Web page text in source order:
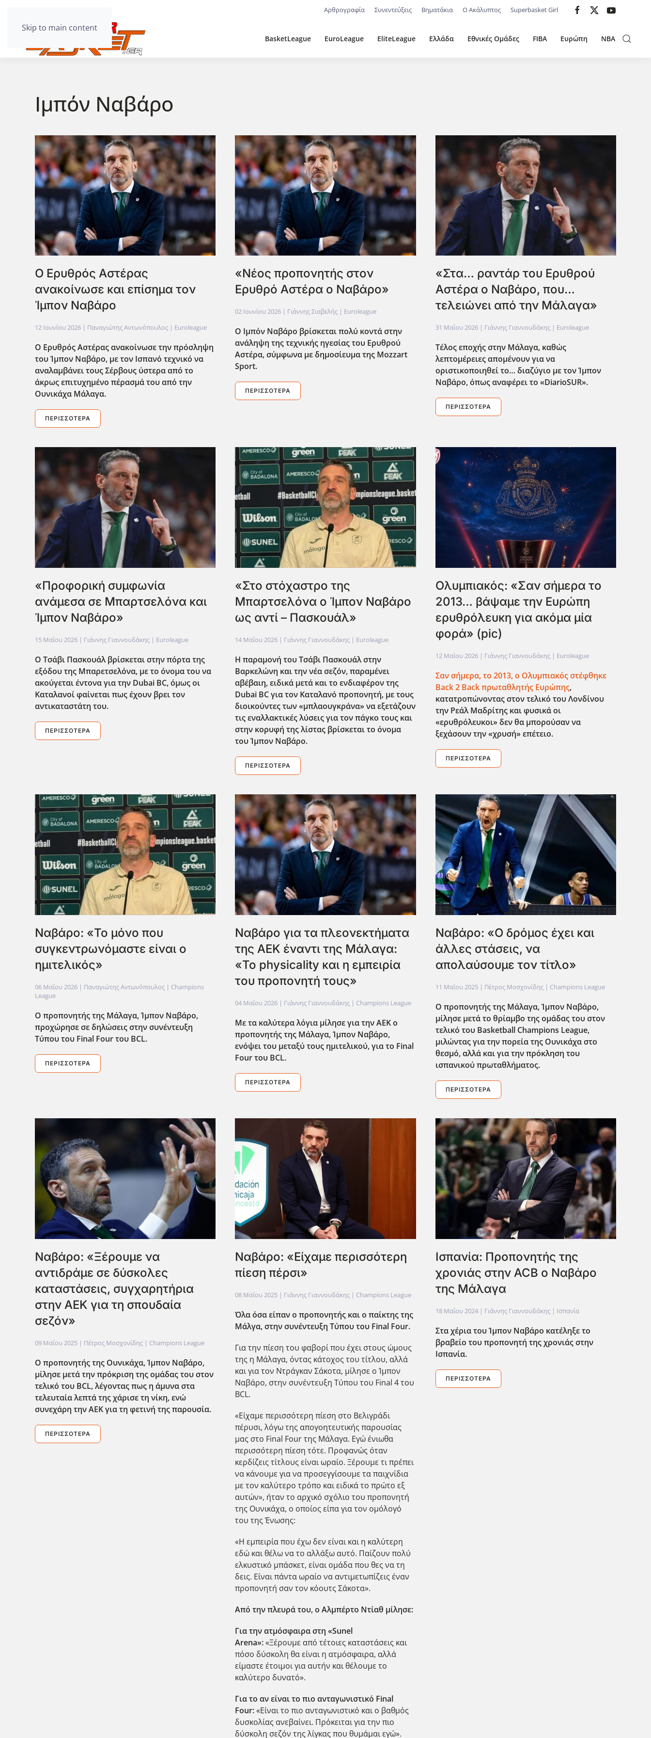
Skip to main content
Αρθρογραφία Συνεντεύξεις Βηματάκια Ο Ακάλυπτος Superbasket Girl
BasketLeague EuroLeague EliteLeague Ελλάδα Εθνικές Ομάδες FIBA Ευρώπη NBA
Ιμπόν Ναβάρο
Ο Ερυθρός Αστέρας
ανακοίνωσε και επίσημα τον
Ίμπον Ναβάρο
12 Ιουνίου 2026 | Παναγιώτης Αντωνόπουλος | Euroleague
Ο Ερυθρός Αστέρας ανακοίνωσε την πρόσληψη
του Ίμπον Ναβάρο, με τον Ισπανό τεχνικό να
αναλαμβάνει τους Σέρβους ύστερα από το
άκρως επιτυχημένο πέρασμά του από την
Ουνικάχα Μάλαγα.
ΠΕΡΙΣΣΌΤΕΡΑ
«Νέος προπονητής στον
Ερυθρό Αστέρα ο Ναβάρο»
02 Ιουνίου 2026 | Γιάννης Σιαβελής | Euroleague
Ο Ιμπόν Ναβάρο βρίσκεται πολύ κοντά στην
ανάληψη της τεχνικής ηγεσίας του Ερυθρού
Αστέρα, σύμφωνα με δημοσίευμα της Mozzart
Sport.
ΠΕΡΙΣΣΌΤΕΡΑ
«Στα… ραντάρ του Ερυθρού
Αστέρα ο Ναβάρο, που…
τελειώνει από την Μάλαγα»
31 Μαΐου 2026| Γιάννης Γιαννουδάκης | Euroleague
Τέλος εποχής στην Μάλαγα, καθώς
λεπτομέρειες απομένουν για να
οριστικοποιηθεί το… διαζύγιο με τον Ίμπον
Ναβάρο, όπως αναφέρει το «DiarioSUR».
ΠΕΡΙΣΣΌΤΕΡΑ
«Προφορική συμφωνία
ανάμεσα σε Μπαρτσελόνα και
Ίμπον Ναβάρο»
15 Μαΐου 2026 | Γιάννης Γιαννουδάκης | Euroleague
Ο Τσάβι Πασκουάλ βρίσκεται στην πόρτα της
εξόδου της Μπαρετσελόνα, με το όνομα του να
ακούγεται έντονα για την Dubai BC, όμως οι
Καταλανοί φαίνεται πως έχουν βρει τον
αντικαταστάτη του.
ΠΕΡΙΣΣΌΤΕΡΑ
«Στο στόχαστρο της
Μπαρτσελόνα ο Ίμπον Ναβάρο
ως αντί – Πασκουάλ»
14 Μαΐου 2026 | Γιάννης Γιαννουδάκης | Euroleague
Η παραμονή του Τσάβι Πασκουάλ στην
Βαρκελώνη και την νέα σεζόν, παραμένει
αβέβαιη, ειδικά μετά και το ενδιαφέρον της
Dubai BCγια τον Καταλανό προπονητή, με τους
διοικούντες των «μπλαουγκράνα» να εξετάζουν
τις εναλλακτικές λύσεις για τον πάγκο τους και
στην κορυφή της λίστας βρίσκεται το όνομα
του Ίμπον Ναβάρο.
ΠΕΡΙΣΣΌΤΕΡΑ
Ολυμπιακός: «Σαν σήμερα το
2013… βάψαμε την Ευρώπη
ερυθρόλευκη για ακόμα μία
φορά» (pic)
12 Μαΐου 2026| Γιάννης Γιαννουδάκης | Euroleague
Σαν σήμερα, το 2013, ο Ολυμπιακός στέφθηκε
Back2 Backπρωταθλητής Ευρώπης,
κατατροπώνοντας στον τελικό του Λονδίνου
την Ρεάλ Μαδρίτης και φυσικά οι
«ερυθρόλευκοι» δεν θα μπορούσαν να
ξεχάσουν την «χρυσή» επέτειο.
ΠΕΡΙΣΣΌΤΕΡΑ
Ναβάρο: «Το μόνο που
συγκεντρωνόμαστε είναι ο
ημιτελικός»
06 Μαΐου 2026 | Παναγιώτης Αντωνόπουλος | Champions
League
Ο προπονητής της Μάλαγα, Ίμπον Ναβάρο,
προχώρησε σε δηλώσεις στην συνέντευξη
Τύπου του Final Four του BCL.
ΠΕΡΙΣΣΌΤΕΡΑ
Ναβάρο για τα πλεονεκτήματα
της ΑΕΚ έναντι της Μάλαγα:
«To physicality και η εμπειρία
του προπονητή τους»
04 Μαΐου 2026 | Γιάννης Γιαννουδάκης | Champions League
Με τα καλύτερα λόγια μίλησε για την ΑΕΚ ο
προπονητής της Μάλαγα, Ίμπον Ναβάρο,
ενόψει του μεταξύ τους ημιτελικού, για το Final
Fourτου BCL.
ΠΕΡΙΣΣΌΤΕΡΑ
Ναβάρο: «Ο δρόμος έχει και
άλλες στάσεις, να
απολαύσουμε τον τίτλο»
11 Μαΐου 2025| Πέτρος Μοσχονίδης | Champions League
Ο προπονητής της Μάλαγα, Ίμπον Ναβάρο,
μίλησε μετά το θρίαμβο της ομάδας του στον
τελικό του Basketball Champions League,
μιλώντας για την πορεία της Ουνικάχα στο
θεσμό, αλλά και για την πρόκληση του
ισπανικού πρωταθλήματος.
ΠΕΡΙΣΣΌΤΕΡΑ
Ναβάρο: «Ξέρουμε να
αντιδράμε σε δύσκολες
καταστάσεις, συγχαρητήρια
στην ΑΕΚ για τη σπουδαία
σεζόν»
09 Μαΐου 2025 | Πέτρος Μοσχονίδης | Champions League
Ο προπονητής της Ουνικάχα, Ίμπον Ναβάρο,
μίλησε μετά την πρόκριση της ομάδας του στον
τελικό του BCL, λέγοντας πως η άμυνα στα
τελευταία λεπτά της χάρισε τη νίκη, ενώ
συνεχάρη την ΑΕΚ για τη φετινή της παρουσία.
ΠΕΡΙΣΣΌΤΕΡΑ
Ναβάρο: «Είχαμε περισσότερη
πίεση πέρσι»
08 Μαΐου 2025 | Γιάννης Γιαννουδάκης | Champions League
Όλα όσα είπαν ο προπονητής και ο παίκτης της
Μάλγα, στην συνέντευξη Τύπου του Final Four.
Για την πίεση του φαβορί που έχει στους ώμους
της η Μάλαγα, όντας κάτοχος του τίτλου, αλλά
και για τον Ντράγκαν Σάκοτα, μίλησε ο Ίμπον
Ναβάρο, στην συνέντευξη Τύπου του Final 4 του
BCL.
«Είχαμε περισσότερη πίεση στο Βελιγράδι
πέρυσι, λόγω της απογοητευτικής παρουσίας
μας στο Final Four της Μάλαγα. Εγώ ένιωθα
περισσότερη πίεση τότε. Προφανώς όταν
κερδίζεις τίτλους είναι ωραίο. Ξέρουμε τι πρέπει
να κάνουμε για να προσεγγίσουμε τα παιχνίδια
με τον καλύτερο τρόπο και ειδικά το πρώτο εξ
αυτών», ήταν το αρχικό σχόλιο του προπονητή
της Ουνικάχα, ο οποίος είπα για τον ομόλογό
του της Ένωσης:
«Η εμπειρία που έχω δεν είναι και η καλύτερη
εδώ και θέλω να το αλλάξω αυτό. Παίζουν πολύ
ελκυστικό μπάσκετ, είναι ομάδα που θες να τη
δεις. Είναι πάντα ωραίο να αντιμετωπίζεις έναν
προπονητή σαν τον κόουτς Σάκοτα».
Από την πλευρά του, ο Αλμπέρτο Ντίαθ μίλησε:
Για την ατμόσφαιρα στη «Sunel
Arena»:«Ξέρουμε από τέτοιες καταστάσεις και
πόσο δύσκολη θα είναι η ατμόσφαιρα, αλλά
είμαστε έτοιμοι για αυτήν και θέλουμε το
καλύτερο δυνατό».
Για το αν είναι το πιο ανταγωνιστικό Final
Four:«Είναι το πιο ανταγωνιστικό και ο βαθμός
δυσκολίας ανεβαίνει. Πρόκειται για την πιο
δύσκολη σεζόν της λίγκας που θυμάμαι εγώ».
Ισπανία: Προπονητής της
χρονιάς στην ACB ο Ναβάρο
της Μάλαγα
18 Μαΐου 2024| Γιάννης Γιαννουδάκης | Ισπανία
Στα χέρια του Ίμπον Ναβάρο κατέληξε το
βραβείο του προπονητή της χρονιάς στην
Ισπανία.
ΠΕΡΙΣΣΌΤΕΡΑ